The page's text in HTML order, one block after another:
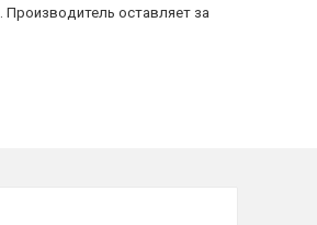
Производитель оставляет за